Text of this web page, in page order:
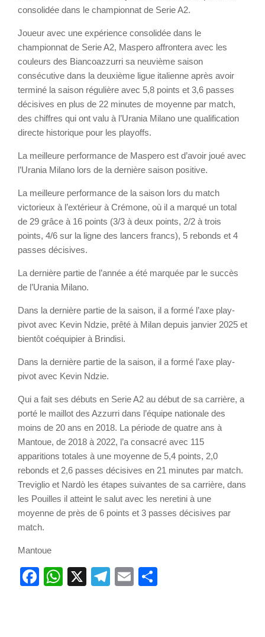
consolidée dans le championnat de Serie A2.
Joueur avec une expérience consolidée dans le
championnat de Serie A2, Maspero affrontera avec les
couleurs des Biancoazzurri sa neuvième saison
consécutive dans la deuxième ligue italienne après avoir
terminé la saison régulière avec 5,8 points et 3,6 passes
décisives en plus de 22 minutes de moyenne par match,
des chiffres qui ont valu à l’Urania Milano une qualification
directe historique pour les playoffs.
La meilleure performance de Maspero est d’avoir joué avec
l’Urania Milano lors de la dernière saison positive.
La meilleure performance de la saison lors du match
victorieux à l’extérieur à Crémone, où il a marqué un total
de 29 grâce à 16 points (3/3 à deux points, 2/2 à trois
points, 4/6 sur la ligne des lancers francs), 5 rebonds et 4
passes décisives.
La dernière partie de l’année a été marquée par le succès
de l’Urania Milano.
Dans la dernière partie de la saison, il a formé l’axe play-
pivot avec Kevin Ndzie, prêté à Milan depuis janvier 2025 et
bientôt coéquipier à Brindisi.
Dans la dernière partie de la saison, il a formé l’axe play-
pivot avec Kevin Ndzie.
Qui a fait ses débuts en Serie A2 au début de sa carrière, a
porté le maillot des Azzurri dans l’équipe nationale des
moins de 20 ans en 2018. La période de quatre ans à
Mantoue, de 2018 à 2022, l’a consacré avec 115
apparitions totales à une moyenne de 5,4 points, 2,0
rebonds et 2,6 passes décisives en 21 minutes par match.
Treviglio et Nardò les étapes suivantes de sa carrière, dans
les Pouilles il atteint le salut avec les neretini à une
moyenne de près de 6 points et 3 passes décisives par
match.
Mantoue
Facebook
WhatsApp
X Telegram
Email